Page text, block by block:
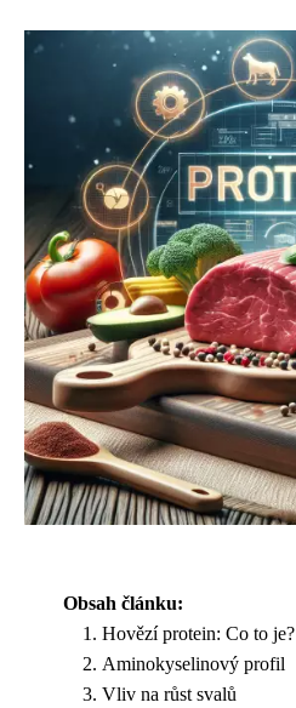
Obsah článku:
Hovězí protein: Co to je?
Aminokyselinový profil
Vliv na růst svalů